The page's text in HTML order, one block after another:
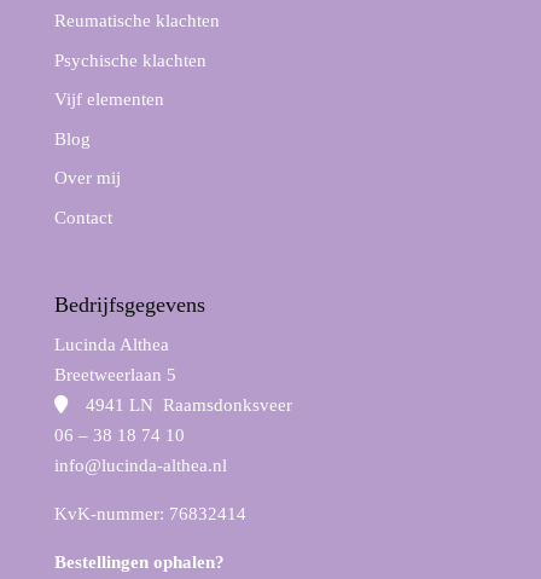
Reumatische klachten
Psychische klachten
Vijf elementen
Blog
Over mij
Contact
Bedrijfsgegevens
Lucinda Althea
Breetweerlaan 5
4941 LN Raamsdonksveer
06 – 38 18 74 10
info@lucinda-althea.nl
KvK-nummer: 76832414
Bestellingen ophalen?